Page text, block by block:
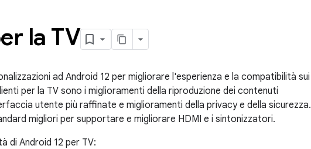
la TV
ad Android 12 per migliorare l'esperienza e la compatibilità sui
per la TV sono i miglioramenti della riproduzione dei contenuti
utente più raffinate e miglioramenti della privacy e della sicurezza.
migliori per supportare e migliorare HDMI e i sintonizzatori.
di Android 12 per TV: